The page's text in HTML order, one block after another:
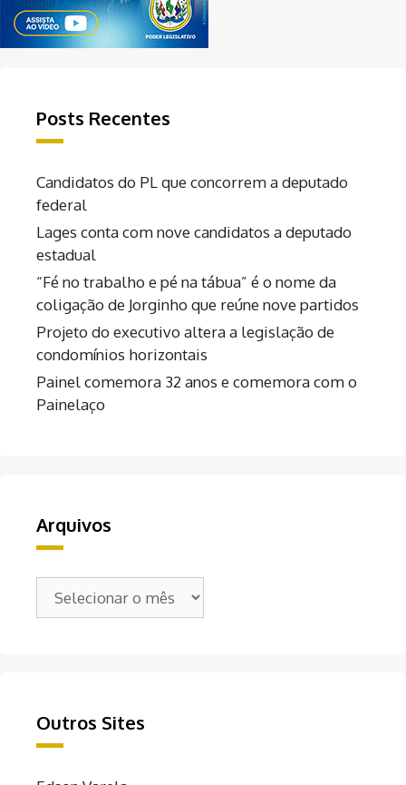
Posts Recentes
Candidatos do PL que concorrem a deputado
federal
Lages conta com nove candidatos a deputado
estadual
“Fé no trabalho e pé na tábua” é o nome da
coligação de Jorginho que reúne nove partidos
Projeto do executivo altera a legislação de
condomínios horizontais
Painel comemora 32 anos e comemora com o
Painelaço
Arquivos
Outros Sites